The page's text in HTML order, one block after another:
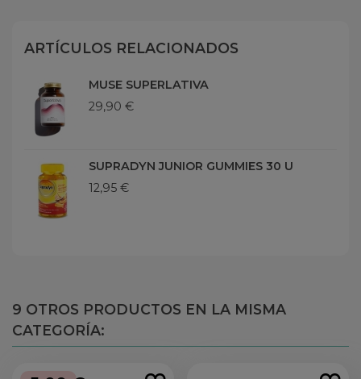
ARTÍCULOS RELACIONADOS
MUSE SUPERLATIVA
29,90 €
SUPRADYN JUNIOR GUMMIES 30 U
12,95 €
9 OTROS PRODUCTOS EN LA MISMA
CATEGORÍA: